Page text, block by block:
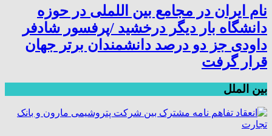
نام ایران در مجامع بین اللملی در حوزه
دانشگاه بار دیگر درخشید /پرفسور شادفر
داودی جز دو درصد دانشمندان برتر جهان
قرار گرفت
بین الملل